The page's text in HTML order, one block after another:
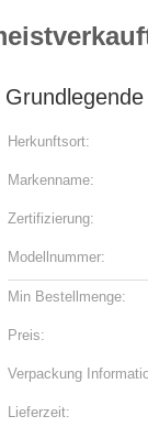
Herkunftsort:
Markenname:
Zertifizierung:
Modellnummer:
Min Bestellmenge:
Preis:
Verpackung
Lieferzeit: